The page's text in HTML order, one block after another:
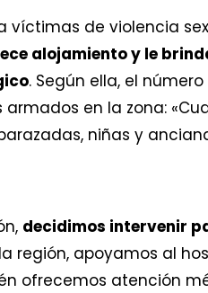
víctimas de violencia
alojamiento y le
. Según ella, el
en la zona:
niñas y
decidimos intervenir
la región, apoyamos al
ofrecemos atención